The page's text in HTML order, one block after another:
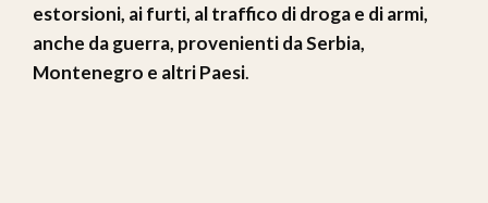
estorsioni, ai furti, al traffico di droga e di armi,
anche da guerra, provenienti da Serbia,
Montenegro e altri Paesi.